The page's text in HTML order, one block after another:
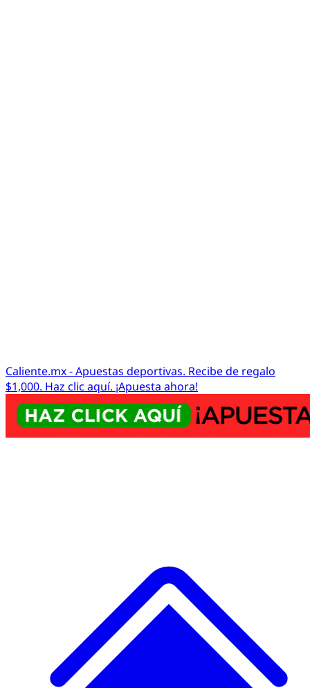
Caliente.mx - Apuestas deportivas. Recibe de regalo
$1,000. Haz clic aquí. ¡Apuesta ahora!